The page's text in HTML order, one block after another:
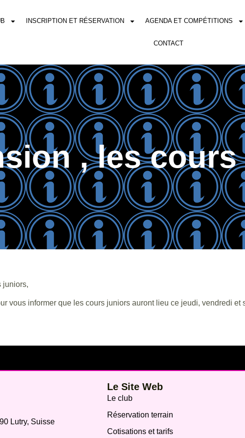
INSCRIPTION ET RÉSERVATION AGENDA ET COMPÉTITIONS
CONTACT
, les
juniors,
vous informer que les cours juniors auront lieu ce jeudi, vendredi et
Lutry, Suisse
Le Site Web
Le club
Réservation terrain
Cotisations et tarifs